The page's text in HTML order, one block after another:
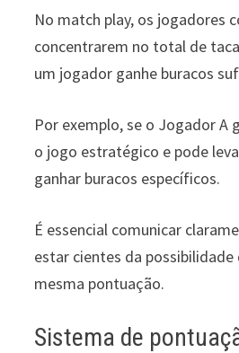
No match play, os jogadores
concentrarem no total de
um jogador ganhe buracos
Por exemplo, se o Jogador A
o jogo estratégico e pode
ganhar buracos específicos.
É essencial comunicar
estar cientes da
mesma pontuação.
Sistema de